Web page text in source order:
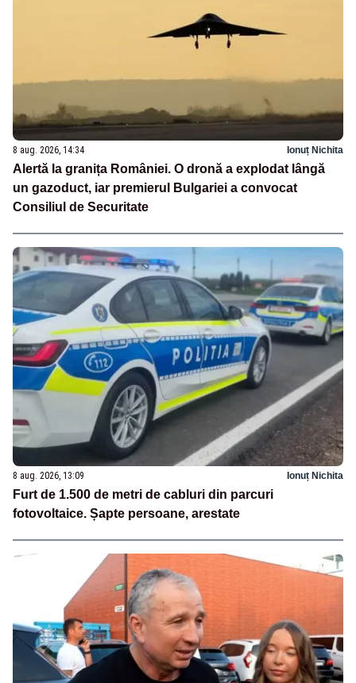
8 aug. 2026, 14:34 Ionuț Nichita
Alertă la granița României. O dronă a explodat lângă
un gazoduct, iar premierul Bulgariei a convocat
Consiliul de Securitate
8 aug. 2026, 13:09 Ionuț Nichita
Furt de 1.500 de metri de cabluri din parcuri
fotovoltaice. Șapte persoane, arestate